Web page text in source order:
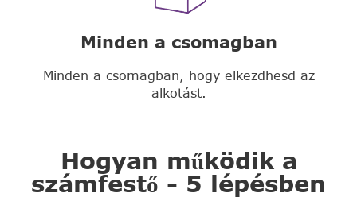
Minden a csomagban
Minden a csomagban, hogy elkezdhesd az
alkotást.
Hogyan működik a
számfestő - 5 lépésben